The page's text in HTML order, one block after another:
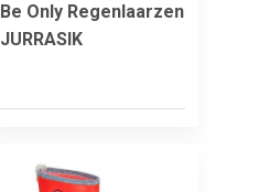
Be Only Regenlaarzen
JURRASIK